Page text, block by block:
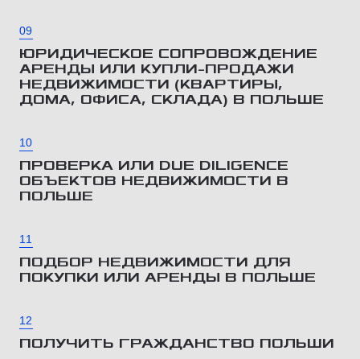
09
ЮРИДИЧЕСКОЕ СОПРОВОЖДЕНИЕ
АРЕНДЫ ИЛИ КУПЛИ-ПРОДАЖИ
НЕДВИЖИМОСТИ (КВАРТИРЫ,
ДОМА, ОФИСА, СКЛАДА) В ПОЛЬШЕ
10
ПРОВЕРКА ИЛИ DUE DILIGENCE
ОБЪЕКТОВ НЕДВИЖИМОСТИ В
ПОЛЬШЕ
11
ПОДБОР НЕДВИЖИМОСТИ ДЛЯ
ПОКУПКИ ИЛИ АРЕНДЫ В ПОЛЬШЕ
12
ПОЛУЧИТЬ ГРАЖДАНСТВО ПОЛЬШИ